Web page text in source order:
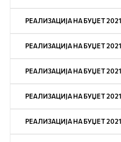
РЕАЛИЗАЦИЈА НА БУЏЕТ
РЕАЛИЗАЦИЈА НА БУЏЕТ
РЕАЛИЗАЦИЈА НА БУЏЕТ
РЕАЛИЗАЦИЈА НА БУЏЕТ
РЕАЛИЗАЦИЈА НА БУЏЕТ